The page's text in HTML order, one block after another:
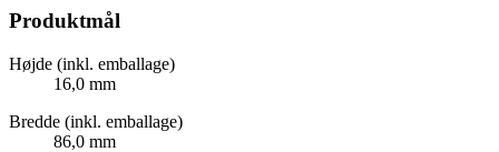
Produktmål
Højde (inkl. emballage)
16,0 mm
Bredde (inkl. emballage)
86,0 mm